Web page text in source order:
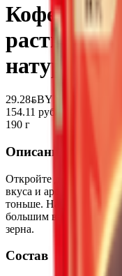
Кофе
29.28BYNBYN
154.11 руб/кг
190 г
Описание
Откройте для себя
вкуса и аромата – в
тоньше. Насладитесь
большим вкусом и
зерна.
Состав